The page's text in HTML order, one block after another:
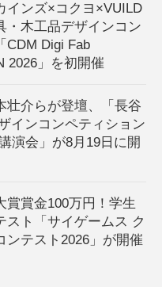
インズ×コクヨ×VUILD
・木工品デザインコン
CDM Digi Fab
2026」を初開催
壮介らが登壇、「長谷
インコンペティション
演会」が8月19日に開
賞賞金100万円！学生
スト「サイゲームス ク
ンテスト2026」が開催